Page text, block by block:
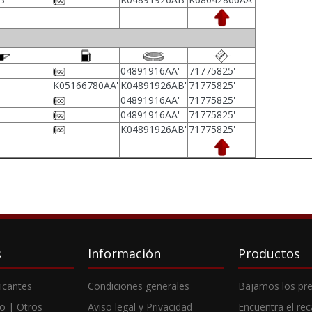
04891916AA'
71775825'
K05166780AA' K04891926AB' 71775825'
04891916AA'
71775825'
04891916AA'
71775825'
K04891926AB' 71775825'
| Otros
Información
Condiciones generales
Aviso legal y Privacidad
Productos
Bajamos los
Encuentra el